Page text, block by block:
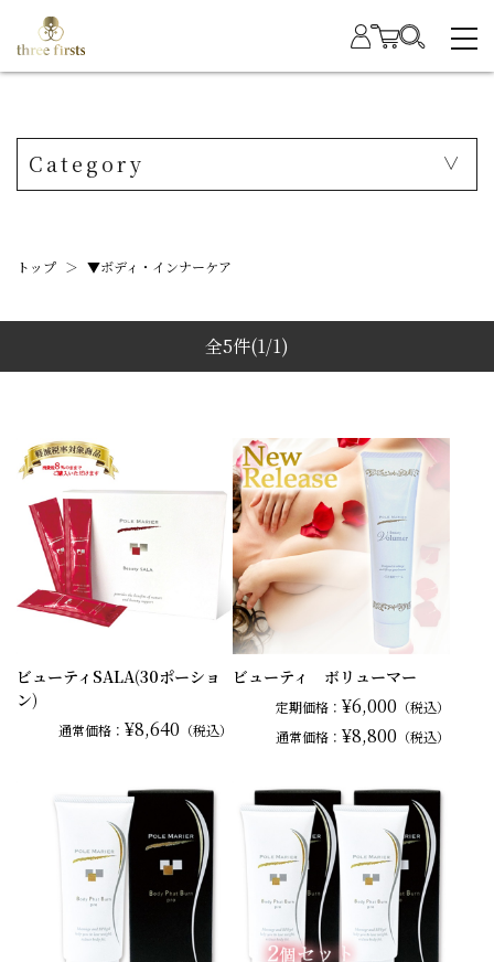
Category
トップ ＞ ▼ボディ・インナーケア
全5件(1/1)
ビューティSALA(30ポーショ
ン)
通常価格： ¥8,640 （税込）
ビューティ ボリューマー
定期価格： ¥6,000 （税込）
通常価格： ¥8,800 （税込）